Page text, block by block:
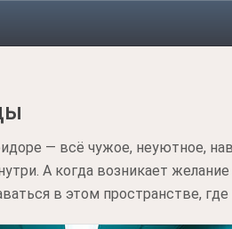
— всё чужое, неуютное,
А когда возникает
в этом пространстве,